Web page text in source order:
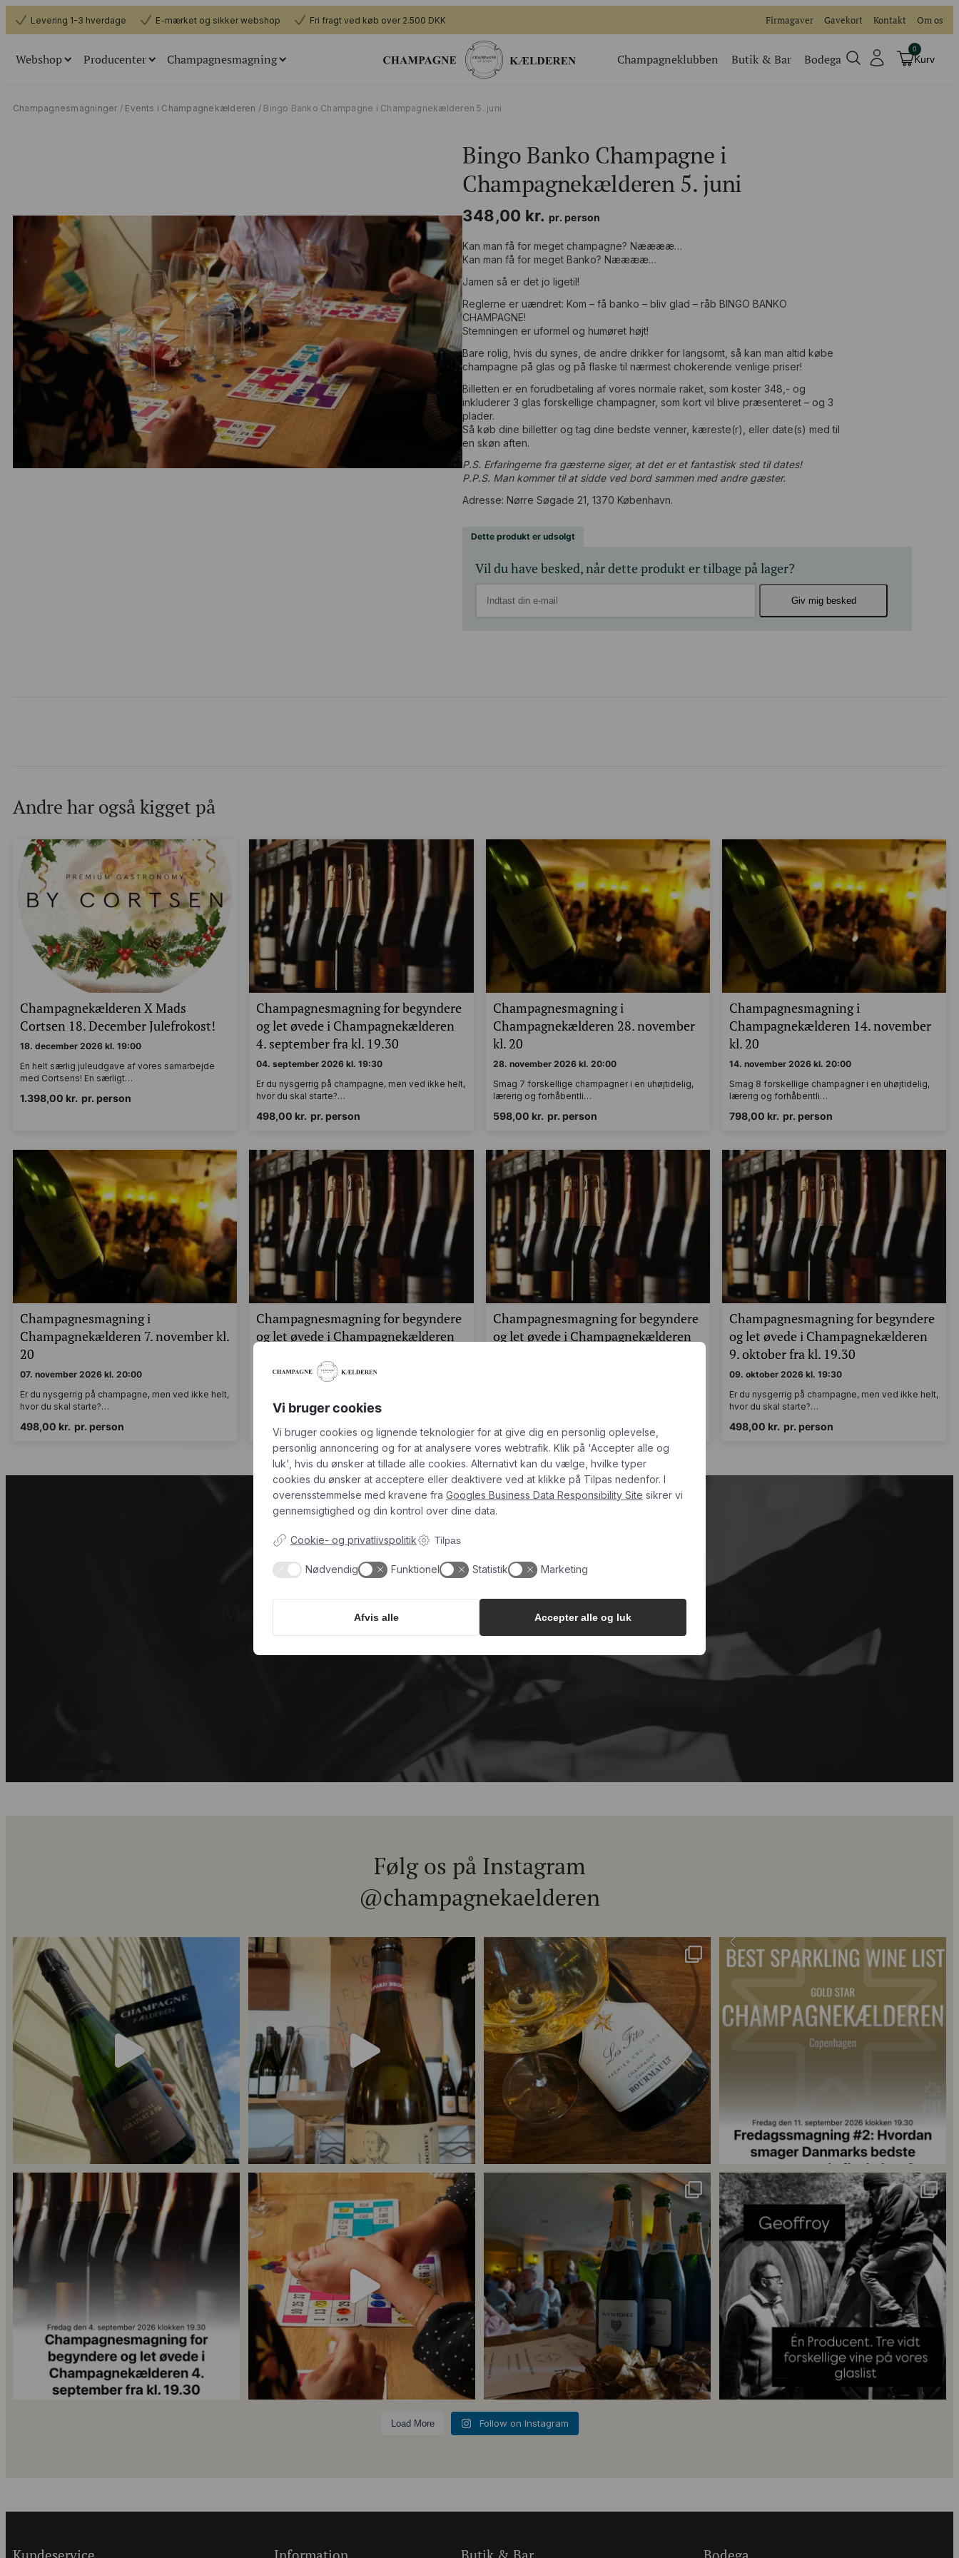
Levering 1-3 hverdage E-mærket og sikker webshop Fri fragt ved køb over 2.500 DKK Firmagaver Gavekort Kontakt Om os
Webshop
Champagner
Tilbehør (glas m.m.)
Smagninger Gavekort
Champagnesmagning for 2
Bingo Banko Champagne for 2
Valgfrit beløb til bar/butik
Producenter
Økologisk
Champagnesmagning
Køb billet
Køb billet til vores events
Champagneklubben Butik & Bar Bodega
0
Kurv
Champagnesmagninger / Events i Champagnekælderen / Bingo Banko Champagne i Champagnekælderen 5. juni
Bingo Banko Champagne i
Champagnekælderen 5. juni
348,00 kr. pr. person
Kan man få for meget champagne? Nææææ…
Kan man få for meget Banko? Nææææ…
Jamen så er det jo ligetil!
Reglerne er uændret: Kom – få banko – bliv glad – råb BINGO BANKO
CHAMPAGNE!
Stemningen er uformel og humøret højt!
Bare rolig, hvis du synes, de andre drikker for langsomt, så kan man altid købe
champagne på glas og på flaske til nærmest chokerende venlige priser!
Billetten er en forudbetaling af vores normale raket, som koster 348,- og
inkluderer 3 glas forskellige champagner, som kort vil blive præsenteret – og 3
plader.
Så køb dine billetter og tag dine bedste venner, kæreste(r), eller date(s) med til
en skøn aften.
P.S. Erfaringerne fra gæsterne siger, at det er et fantastisk sted til dates!
P.P.S. Man kommer til at sidde ved bord sammen med andre gæster.
Adresse: Nørre Søgade 21, 1370 København.
Dette produkt er udsolgt
Vil du have besked, når dette produkt er tilbage på lager?
Giv mig besked
Andre har også kigget på
Champagnekælderen X Mads
Cortsen 18. December Julefrokost!
18. december 2026 kl. 19:00
En helt særlig juleudgave af vores samarbejde
med Cortsens! En særligt…
1.398,00 kr. pr. person
Champagnesmagning for begyndere
og let øvede i Champagnekælderen
4. september fra kl. 19.30
04. september 2026 kl. 19:30
Er du nysgerrig på champagne, men ved ikke helt,
hvor du skal starte?…
498,00 kr. pr. person
Champagnesmagning i
Champagnekælderen 28. november
kl. 20
28. november 2026 kl. 20:00
Smag 7 forskellige champagner i en uhøjtidelig,
lærerig og forhåbentli…
598,00 kr. pr. person
Champagnesmagning i
Champagnekælderen 14. november
kl. 20
14. november 2026 kl. 20:00
Smag 8 forskellige champagner i en uhøjtidelig,
lærerig og forhåbentli…
798,00 kr. pr. person
Champagnesmagning i
Champagnekælderen 7. november kl.
20
07. november 2026 kl. 20:00
Er du nysgerrig på champagne, men ved ikke helt,
hvor du skal starte?…
498,00 kr. pr. person
Champagnesmagning for begyndere
og let øvede i Champagnekælderen
11. december 2026 kl. 19:30
hvor du skal starte?…
498,00 pr. person
Champagnesmagning for begyndere
og let øvede i Champagnekælderen
498,00 kr. pr. person
Champagnesmagning for begyndere
og let øvede i Champagnekælderen
9. oktober fra kl. 19.30
09. oktober 2026 kl. 19:30
Er du nysgerrig på champagne, men ved ikke helt,
hvor du skal starte?…
498,00 kr. pr. person
Modtag champagnenyheder, tips og gode priser
Tilmeld dig vores nyhedsbrev og modtag eksklusive champagnenyheder, tips og gode priser
Email
Tilmeld
Følg os på Instagram
@champagnekaelderen
Kun 8 billetter tilbage til vores fredagssmagning
56 2
Mød Gaspard Brochet 333.F Brut Nature: den du skal
41 1
Christian Bourmalt, Les Fetes 2018 🍾
24 4
Fredagssmagningerne lever – og de næste er lige...
Er du helt ny indenfor champagne, og gerne vil ...
14
Kan man få for meget champagne? Nææææ…Kan
man...
0
Tusind tak til @minglr_netvaerk_for_singler for at...
23 0
René Geoffroy er en af Champagnes ældste...
21 1
Load More Follow on Instagram
Vi bruger cookies
Vi bruger cookies og lignende teknologier for at give dig en personlig oplevelse,
personlig annoncering og for at analysere vores webtrafik. Klik på 'Accepter alle og
luk', hvis du ønsker at tillade alle cookies. Alternativt kan du vælge, hvilke typer
cookies du ønsker at acceptere eller deaktivere ved at klikke på Tilpas nedenfor. I
overensstemmelse med kravene fra Googles Business Data Responsibility Site sikrer vi
gennemsigtighed og din kontrol over dine data.
Cookie- og privatlivspolitik Tilpas
Nødvendig Funktionel Statistik Marketing
Afvis alle Accepter alle og luk
Tilmeld dig vores nyhedsbrev og modtag champagnenyheder,
tips og gode priser
Mobilnummer
Ved at indsende formularen accepterer du at
ApS. Afmeld når som helst ved at svare STOP eller
Se voresPrivatlivspolitikogHandelsbetingelser.